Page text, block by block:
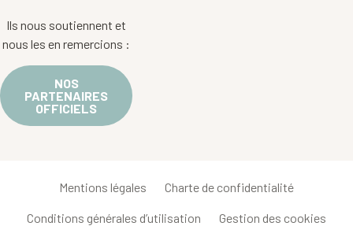
Ils nous soutiennent et
nous les en remercions :
NOS
PARTENAIRES
OFFICIELS
Mentions légales Charte de confidentialité
Conditions générales d’utilisation Gestion des cookies